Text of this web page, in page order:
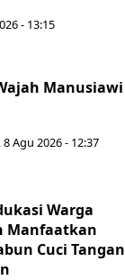
- 13:15
Manusiawi
Agu 2026 - 12:37
Warga
Manfaatkan
Cuci Tangan